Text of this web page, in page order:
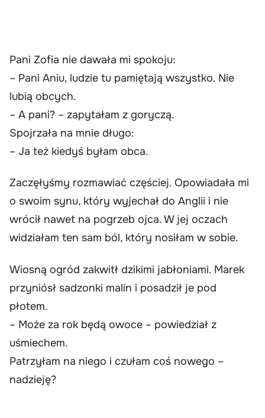
Pani Zofia nie dawała mi spokoju:
– Pani Aniu, ludzie tu pamiętają wszystko. Nie
lubią obcych.
– A pani? – zapytałam z goryczą.
Spojrzała na mnie długo:
– Ja też kiedyś byłam obca.
Zaczęłyśmy rozmawiać częściej. Opowiadała mi
o swoim synu, który wyjechał do Anglii i nie
wrócił nawet na pogrzeb ojca. W jej oczach
widziałam ten sam ból, który nosiłam w sobie.
Wiosną ogród zakwitł dzikimi jabłoniami. Marek
przyniósł sadzonki malin i posadził je pod
płotem.
– Może za rok będą owoce – powiedział z
uśmiechem.
Patrzyłam na niego i czułam coś nowego –
nadzieję?